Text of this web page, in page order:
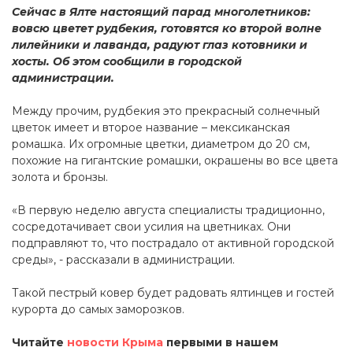
Сейчас в Ялте настоящий парад многолетников:
вовсю цветет рудбекия, готовятся ко второй волне
лилейники и лаванда, радуют глаз котовники и
хосты. Об этом сообщили в городской
администрации.
Между прочим, рудбекия это прекрасный солнечный
цветок имеет и второе название – мексиканская
ромашка. Их огромные цветки, диаметром до 20 см,
похожие на гигантские ромашки, окрашены во все цвета
золота и бронзы.
«В первую неделю августа специалисты традиционно,
сосредотачивает свои усилия на цветниках. Они
подправляют то, что пострадало от активной городской
среды», - рассказали в администрации.
Такой пестрый ковер будет радовать ялтинцев и гостей
курорта до самых заморозков.
Читайте новости Крыма первыми в нашем